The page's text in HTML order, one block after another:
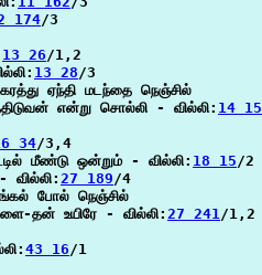
174/3
13 26/1,2
13 28/3
ஏந்தி மடந்தை நெஞ்சில்
என்று சொல்லி - வில்லி:
14 15
34/3,4
மீண்டு ஒன்றும் - வில்லி: 18 15/2
வில்லி: 27 189/4
போல் நெஞ்சில்
தன் உயிரே - வில்லி:
27 241/1,2
43 16/1